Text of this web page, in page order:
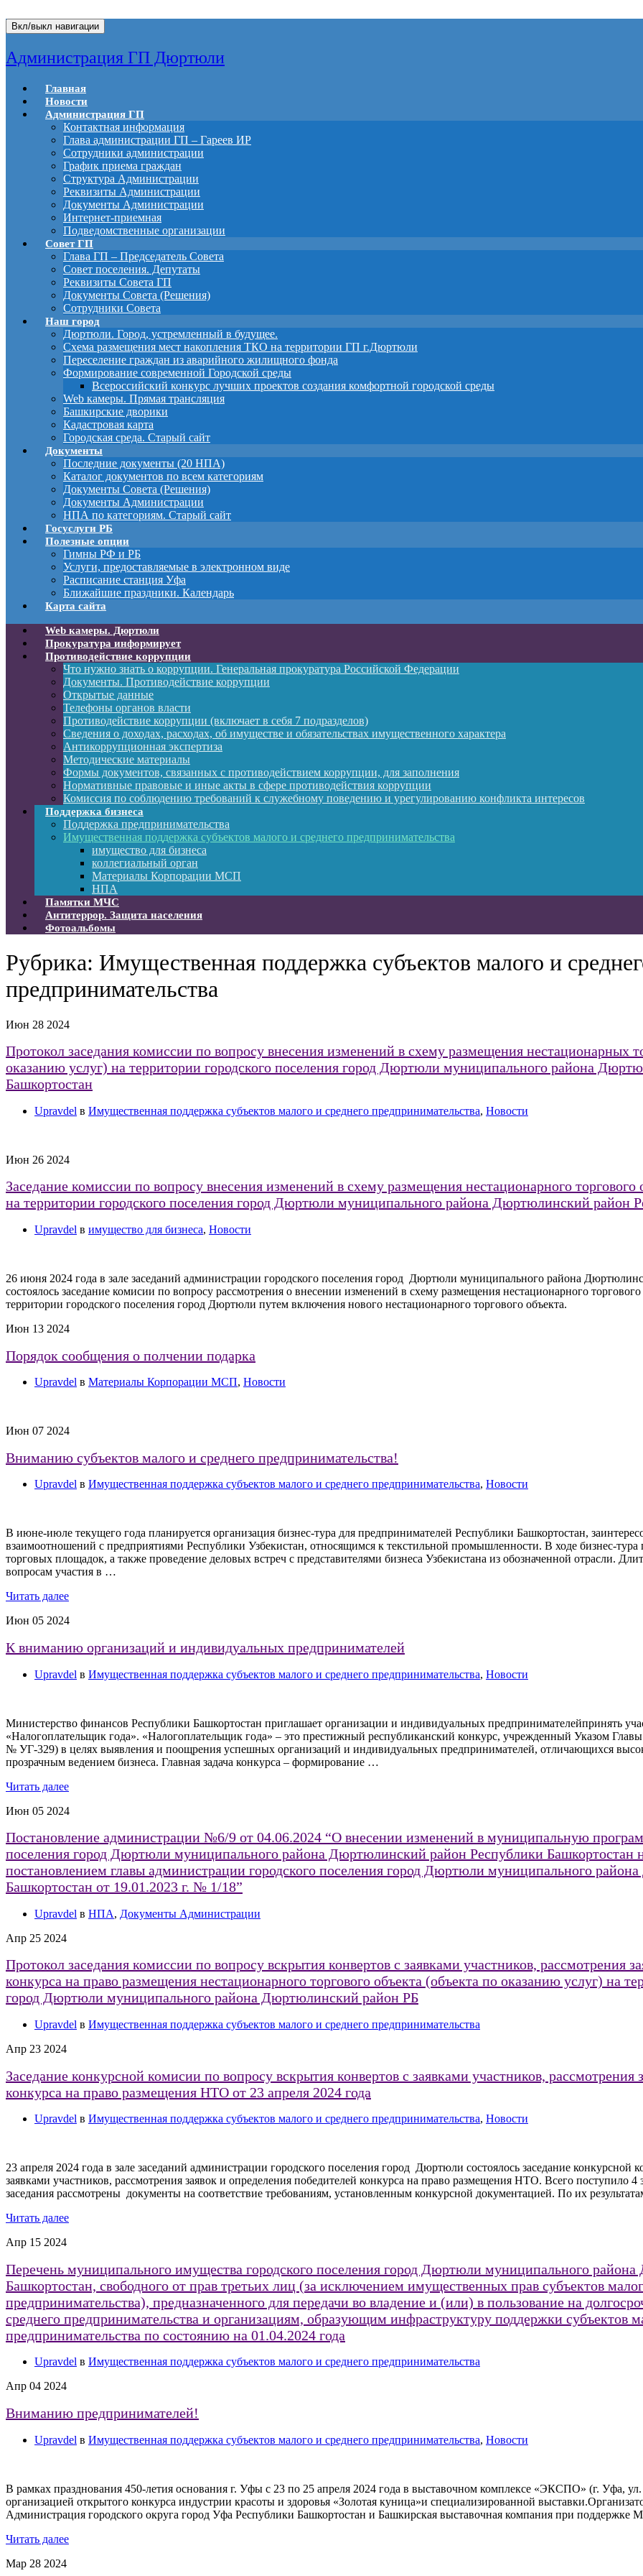
Вкл/выкл навигации
Администрация ГП Дюртюли
Главная
Новости
Администрация ГП
Контактная информация
Глава администрации ГП – Гареев ИР
Сотрудники администрации
График приема граждан
Структура Администрации
Реквизиты Администрации
Документы Администрации
Интернет-приемная
Подведомственные организации
Совет ГП
Глава ГП – Председатель Совета
Совет поселения. Депутаты
Реквизиты Совета ГП
Документы Совета (Решения)
Сотрудники Совета
Наш город
Дюртюли. Город, устремленный в будущее.
Схема размещения мест накопления ТКО на территории ГП г.Дюртюли
Переселение граждан из аварийного жилищного фонда
Формирование современной Городской среды
Всероссийский конкурс лучших проектов создания комфортной городской среды
Web камеры. Прямая трансляция
Башкирские дворики
Кадастровая карта
Городская среда. Старый сайт
Документы
Последние документы (20 НПА)
Каталог документов по всем категориям
Документы Совета (Решения)
Документы Администрации
НПА по категориям. Старый сайт
Госуслуги РБ
Полезные опции
Гимны РФ и РБ
Услуги, предоставляемые в электронном виде
Расписание станция Уфа
Ближайшие праздники. Календарь
Карта сайта
Web камеры. Дюртюли
Прокуратура информирует
Противодействие коррупции
Что нужно знать о коррупции. Генеральная прокуратура Российской Федерации
Документы. Противодействие коррупции
Открытые данные
Телефоны органов власти
Противодействие коррупции (включает в себя 7 подразделов)
Сведения о доходах, расходах, об имуществе и обязательствах имущественного характера
Антикоррупционная экспертиза
Методические материалы
Формы документов, связанных с противодействием коррупции, для заполнения
Нормативные правовые и иные акты в сфере противодействия коррупции
Комиссия по соблюдению требований к служебному поведению и урегулированию конфликта интересов
Поддержка бизнеса
Поддержка предпринимательства
Имущественная поддержка субъектов малого и среднего предпринимательства
имущество для бизнеса
коллегиальный орган
Материалы Корпорации МСП
НПА
Памятки МЧС
Антитеррор. Защита населения
Фотоальбомы
Рубрика: Имущественная поддержка субъектов малого и
предпринимательства
Июн 28 2024
Протокол заседания комиссии по вопросу внесения изменений в схему размещения нестационарных
оказанию услуг) на территории городского поселения город Дюртюли муниципального района
Башкортостан
Upravdel в Имущественная поддержка субъектов малого и среднего предпринимательства, Новости
Июн 26 2024
Заседание комиссии по вопросу внесения изменений в схему размещения нестационарного
на территории городского поселения город Дюртюли муниципального района Дюртюлинский район
Upravdel в имущество для бизнеса, Новости
26 июня 2024 года в зале заседаний администрации городского поселения город Дюртюли муниципального района
состоялось заседание комисии по вопросу рассмотрения о внесении изменений в схему размещения нестационарного
территории городского поселения город Дюртюли путем включения нового нестационарного торгового объекта.
Июн 13 2024
Порядок сообщения о полчении подарка
Upravdel в Материалы Корпорации МСП, Новости
Июн 07 2024
Вниманию субъектов малого и среднего предпринимательства!
Upravdel в Имущественная поддержка субъектов малого и среднего предпринимательства, Новости
В июне-июле текущего года планируется организация бизнес-тура для предпринимателей Республики Башкортостан,
взаимоотношений с предприятиями Республики Узбекистан, относящимся к текстильной промышленности. В ходе бизнес-
торговых площадок, а также проведение деловых встреч с представителями бизнеса Узбекистана из обозначенной отрасли.
вопросам участия в …
Читать далее
Июн 05 2024
К вниманию организаций и индивидуальных предпринимателей
Upravdel в Имущественная поддержка субъектов малого и среднего предпринимательства, Новости
Министерство финансов Республики Башкортостан приглашает организации и индивидуальных предпринимателейпринять
«Налогоплательщик года». «Налогоплательщик года» – это престижный республиканский конкурс, учрежденный Указом
№ УГ-329) в целях выявления и поощрения успешных организаций и индивидуальных предпринимателей, отличающихся
прозрачным ведением бизнеса. Главная задача конкурса – формирование …
Читать далее
Июн 05 2024
Постановление администрации №6/9 от 04.06.2024 “О внесении изменений в муниципальную
поселения город Дюртюли муниципального района Дюртюлинский район Республики Башкортостан
постановлением главы администрации городского поселения город Дюртюли муниципального
Башкортостан от 19.01.2023 г. № 1/18”
Upravdel в НПА, Документы Администрации
Апр 25 2024
Протокол заседания комиссии по вопросу вскрытия конвертов с заявками участников, рассмотрения
конкурса на право размещения нестационарного торгового объекта (объекта по оказанию услуг) на
город Дюртюли муниципального района Дюртюлинский район РБ
Upravdel в Имущественная поддержка субъектов малого и среднего предпринимательства
Апр 23 2024
Заседание конкурсной комисии по вопросу вскрытия конвертов с заявками участников, рассмотрения
конкурса на право размещения НТО от 23 апреля 2024 года
Upravdel в Имущественная поддержка субъектов малого и среднего предпринимательства, Новости
23 апреля 2024 года в зале заседаний администрации городского поселения город Дюртюли состоялось заседание конкурсной
заявками участников, рассмотрения заявок и определения победителей конкурса на право размещения НТО. Всего поступило 4
заседания рассмотрены документы на соответствие требованиям, установленным конкурсной документацией. По их
Читать далее
Апр 15 2024
Перечень муниципального имущества городского поселения город Дюртюли муниципального
Башкортостан, свободного от прав третьих лиц (за исключением имущественных прав субъектов
предпринимательства), предназначенного для передачи во владение и (или) в пользование на
среднего предпринимательства и организациям, образующим инфраструктуру поддержки субъектов
предпринимательства по состоянию на 01.04.2024 года
Upravdel в Имущественная поддержка субъектов малого и среднего предпринимательства
Апр 04 2024
Вниманию предпринимателей!
Upravdel в Имущественная поддержка субъектов малого и среднего предпринимательства, Новости
В рамках празднования 450-летия основания г. Уфы с 23 по 25 апреля 2024 года в выставочном комплексе «ЭКСПО» (г. Уфа,
организацией открытого конкурса индустрии красоты и здоровья «Золотая куница»и специализированной
Администрация городского округа город Уфа Республики Башкортостан и Башкирская выставочная компания при поддержке
Читать далее
Мар 28 2024